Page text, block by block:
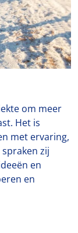
om meer
Het is
met ervaring,
zij
en
en